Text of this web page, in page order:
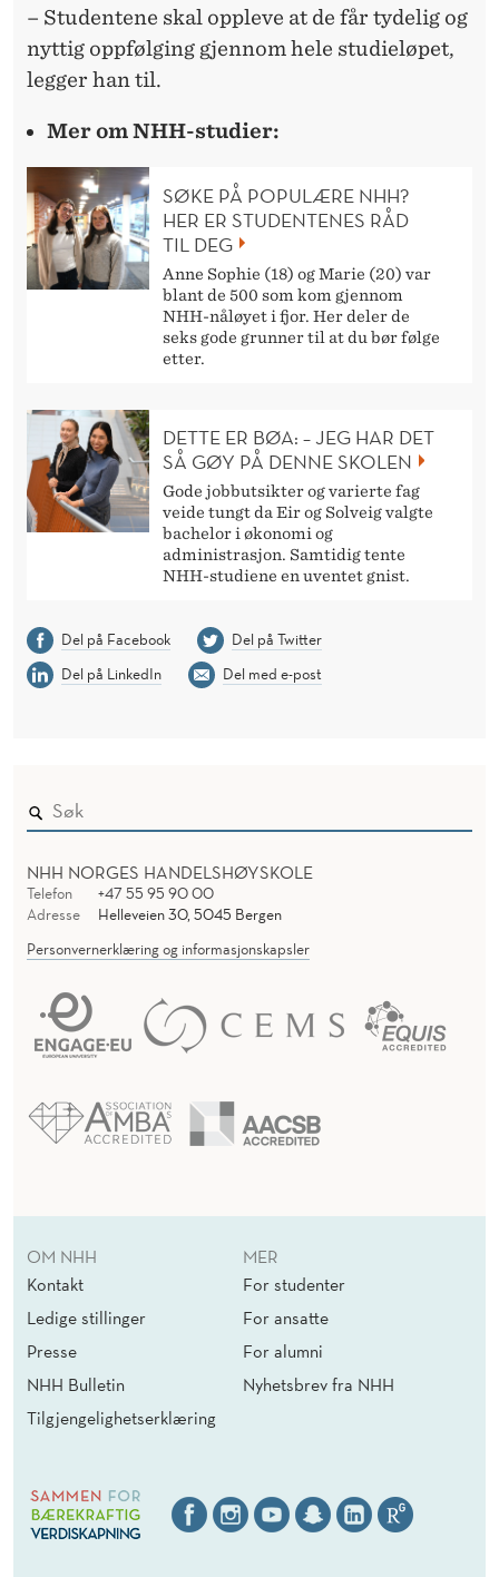
– Studentene skal oppleve at de får tydelig og
nyttig oppfølging gjennom hele studieløpet,
legger han til.
Mer om NHH-studier:
SØKE PÅ POPULÆRE NHH?
HER ER STUDENTENES RÅD
TIL DEG
Anne Sophie (18) og Marie (20) var
blant de 500 som kom gjennom
NHH-nåløyet i fjor. Her deler de
seks gode grunner til at du bør følge
etter.
DETTE ER BØA: – JEG HAR DET
SÅ GØY PÅ DENNE SKOLEN
Gode jobbutsikter og varierte fag
veide tungt da Eir og Solveig valgte
bachelor i økonomi og
administrasjon. Samtidig tente
NHH-studiene en uventet gnist.
Del på Facebook
Del på Twitter
Del på LinkedIn
Del med e-post
NHH NORGES HANDELSHØYSKOLE
Telefon
+47 55 95 90 00
Adresse
Helleveien 30, 5045 Bergen
Personvernerklæring og informasjonskapsler
OM NHH
Kontakt
Ledige stillinger
Presse
NHH Bulletin
Tilgjengelighetserklæring
MER
For studenter
For ansatte
For alumni
Nyhetsbrev fra NHH